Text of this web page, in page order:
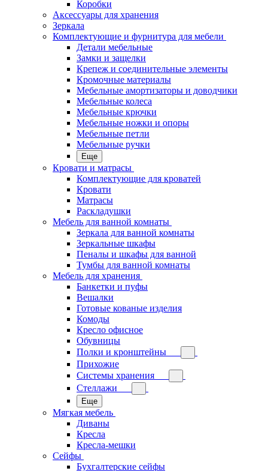
Коробки
Аксессуары для хранения
Зеркала
Комплектующие и фурнитура для мебели
Детали мебельные
Замки и защелки
Крепеж и соединительные элементы
Кромочные материалы
Мебельные амортизаторы и доводчики
Мебельные колеса
Мебельные крючки
Мебельные ножки и опоры
Мебельные петли
Мебельные ручки
Еще
Кровати и матрасы
Комплектующие для кроватей
Кровати
Матрасы
Раскладушки
Мебель для ванной комнаты
Зеркала для ванной комнаты
Зеркальные шкафы
Пеналы и шкафы для ванной
Тумбы для ванной комнаты
Мебель для хранения
Банкетки и пуфы
Вешалки
Готовые кованые изделия
Комоды
Кресло офисное
Обувницы
Полки и кронштейны
Прихожие
Системы хранения
Стеллажи
Еще
Мягкая мебель
Диваны
Кресла
Кресла-мешки
Сейфы
Бухгалтерские сейфы